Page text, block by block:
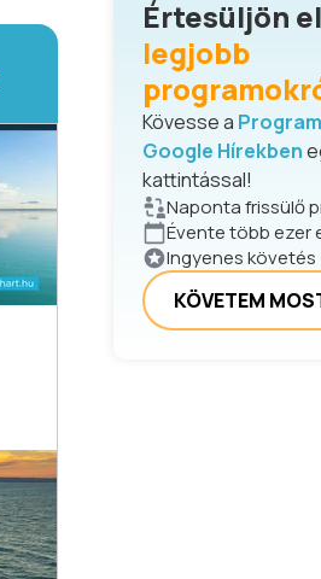
Értesüljön
legjobb
Kövesse a
Google Hírekben
kattintással!
Naponta frissülő
Évente több ezer
Ingyenes követés
KÖVETEM